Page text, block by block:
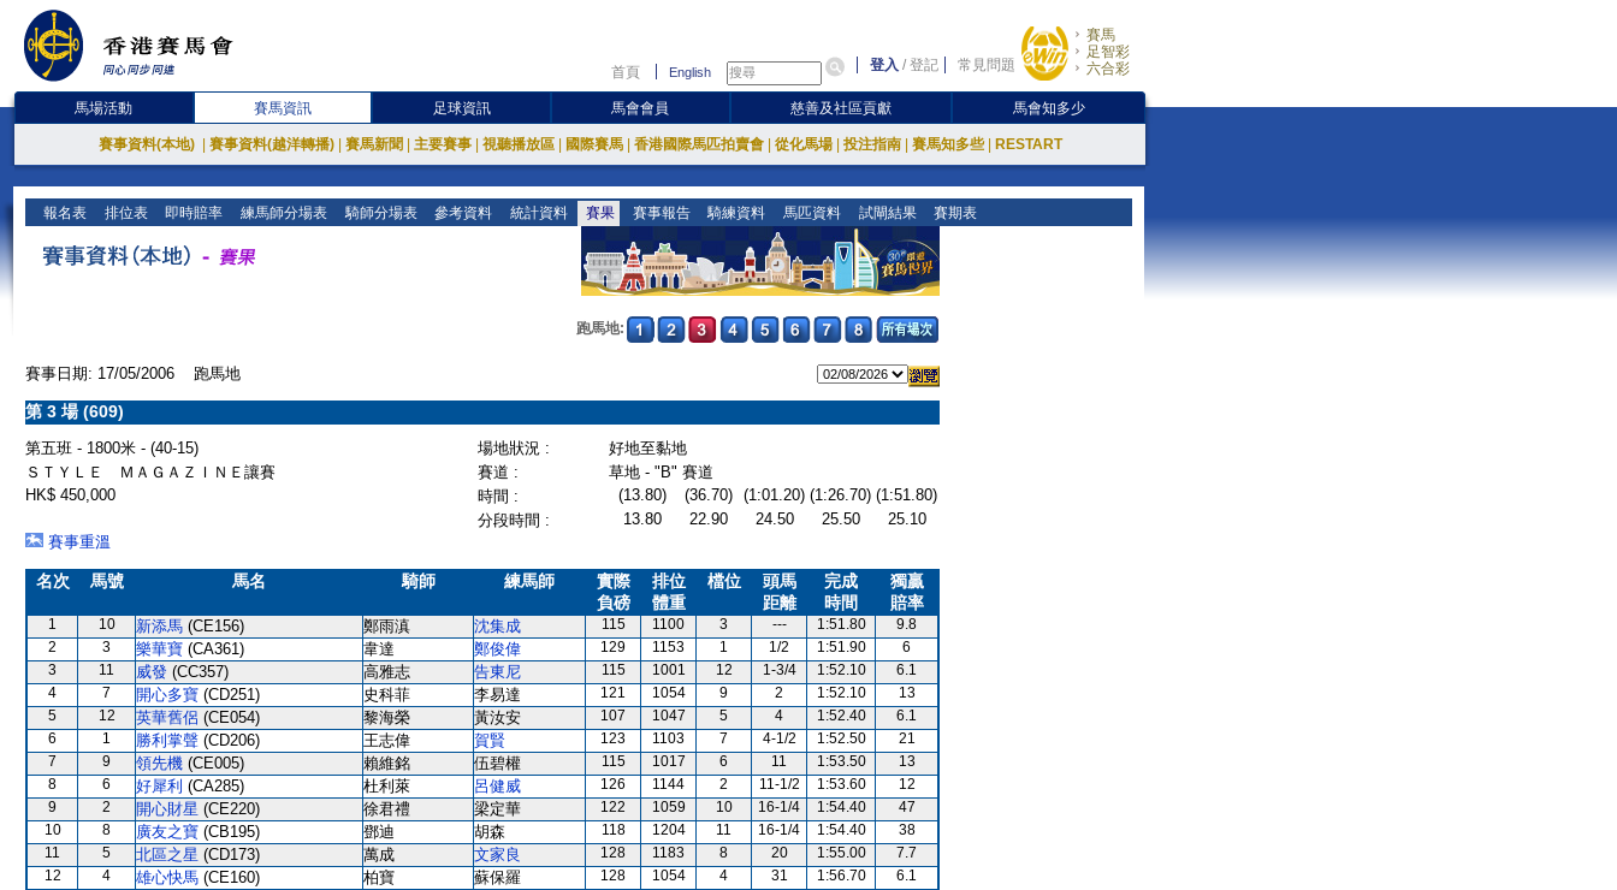
首頁 English 登入 /登記 常見問題
賽馬
足智彩
六合彩
馬場活動 賽馬資訊 足球資訊 馬會會員 慈善及社區貢獻 馬會知多少
賽事資料(本地) 賽事資料(越洋轉播) 賽馬新聞 主要賽事 視聽播放區 國際賽馬 香港國際馬匹拍賣會 從化馬場 投注指南 賽馬知多些 RESTART
報名表 排位表 即時賠率 練馬師分場表 騎師分場表 參考資料 統計資料 賽果 賽事報告 騎練資料 馬匹資料 試閘結果 賽期表
跑馬地:
賽事日期: 17/05/2006 跑馬地
第 3 場 (609)
第五班 - 1800米 - (40-15) 場地狀況 :
好地至黏地
ＳＴＹＬＥ ＭＡＧＡＺＩＮＥ讓賽
賽道 :
草地 - "B" 賽道
HK$ 450,000
時間 : (13.80) (36.70) (1:01.20) (1:26.70) (1:51.80)
分段時間 :
13.80 22.90 24.50 25.50
25.10
賽事重溫
名次 馬號 馬名 騎師 練馬師
實際
負磅
排位
體重
檔位
頭馬
距離
完成
時間
獨贏
賠率
1 10 新添馬 (CE156) 鄭雨滇 沈集成 115 1100 3 --- 1:51.80
9.8
2
3 樂華寶 (CA361) 韋達 鄭俊偉 129 1153 1 1/2 1:51.90
6
3
11 威發 (CC357) 高雅志 告東尼 115 1001 12 1-3/4 1:52.10
6.1
4
7 開心多寶 (CD251) 史科菲 李易達 121 1054 9 2 1:52.10
13
5
12 英華舊侶 (CE054) 黎海榮 黃汝安 107 1047 5 4 1:52.40
6.1
6
1 勝利掌聲 (CD206) 王志偉 賀賢 123 1103 7 4-1/2 1:52.50
21
7
9 領先機 (CE005) 賴維銘 伍碧權 115 1017 6 11 1:53.50
13
8
6 好犀利 (CA285) 杜利萊 呂健威 126 1144 2 11-1/2 1:53.60
12
9
2 開心財星 (CE220) 徐君禮 梁定華 122 1059 10 16-1/4 1:54.40
47
10
8 廣友之寶 (CB195) 鄧迪 胡森 118 1204 11 16-1/4 1:54.40
38
11
5 北區之星 (CD173) 萬成 文家良 128 1183 8 20 1:55.00
7.7
12
4 雄心快馬 (CE160) 柏寶 蘇保羅 128 1054 4 31 1:56.70 6.1